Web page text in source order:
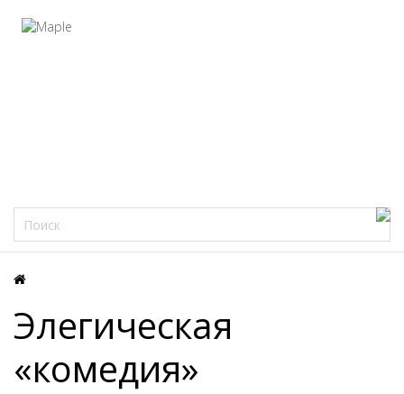
Элегическая
«комедия»